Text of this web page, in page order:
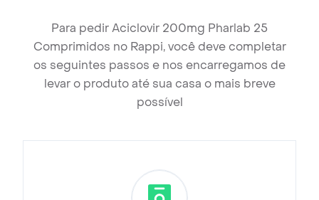
Para pedir Aciclovir 200mg Pharlab 25
Comprimidos no Rappi, você deve completar
os seguintes passos e nos encarregamos de
levar o produto até sua casa o mais breve
possível